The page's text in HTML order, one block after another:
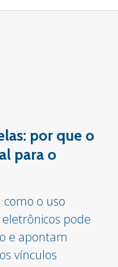
por que o
para o
como o uso
eletrônicos pode
e apontam
vínculos